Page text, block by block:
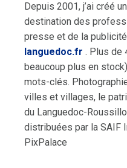
Depuis 2001, j’ai créé
destination des
presse et de la
languedoc.fr . Plus de
beaucoup plus en
mots-clés.
villes et villages, le
du Languedoc-
distribuées par la SAIF
PixPalace